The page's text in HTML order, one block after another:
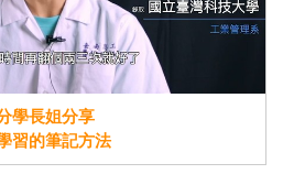
學長姐分享
習的筆記方法